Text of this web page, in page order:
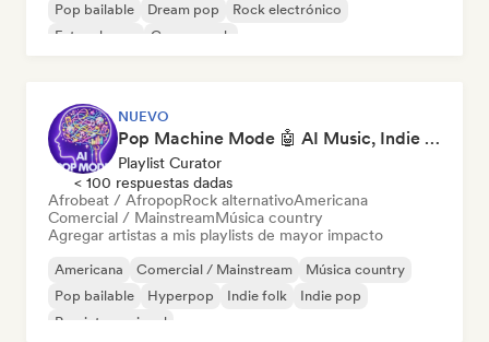
Pop bailable
Dream pop
Rock electrónico
Future house
Garage rock
NUEVO
Pop Machine Mode 🤖 AI Music, Indie Pop & Dream Pop
Playlist Curator
< 100 respuestas dadas
Afrobeat / AfropopRock alternativoAmericana
Comercial / MainstreamMúsica country
Agregar artistas a mis playlists de mayor impacto
Americana Comercial / Mainstream
Música country
Pop bailable
Hyperpop Indie folk
Indie pop
Pop internacional